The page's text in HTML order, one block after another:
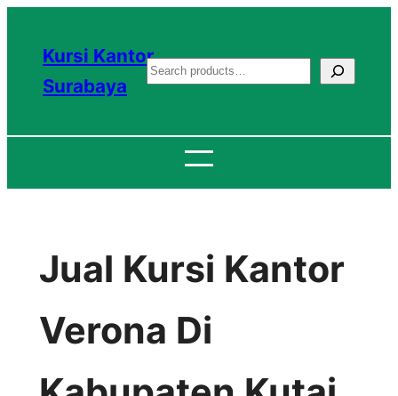
konten
Kursi Kantor
Surabaya
S
a
c
Jual Kursi Kantor
Verona Di